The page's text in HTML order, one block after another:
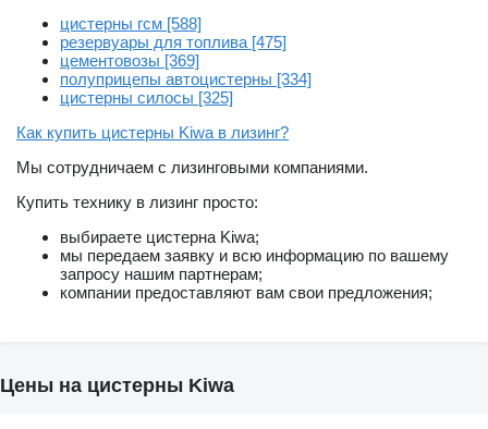
цистерны гсм [588]
резервуары для топлива [475]
цементовозы [369]
полуприцепы автоцистерны [334]
цистерны силосы [325]
Как купить цистерны Kiwa в лизинг?
Мы сотрудничаем с лизинговыми компаниями.
Купить технику в лизинг просто:
выбираете цистерна Kiwa;
мы передаем заявку и всю информацию по вашему
запросу нашим партнерам;
компании предоставляют вам свои предложения;
Цены на цистерны Kiwa